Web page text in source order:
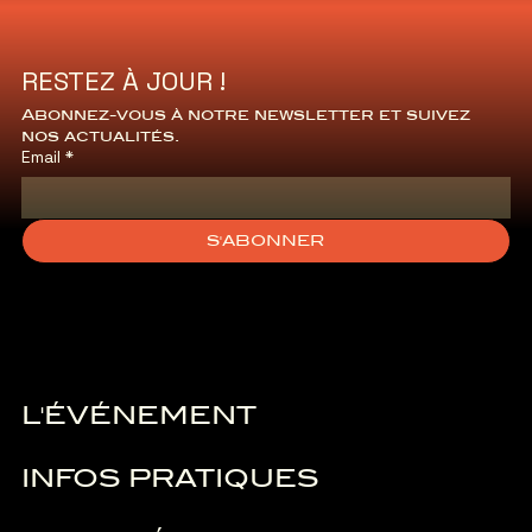
L'ÉVÉNEMENT
INFOS PRATIQUES
RESTEZ À JOUR !
Abonnez-vous à notre newsletter et suivez
nos actualités.
Email *
S'ABONNER